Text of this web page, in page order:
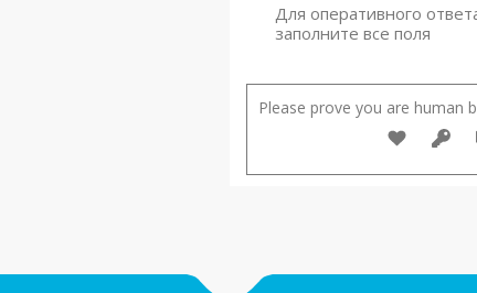
Для оперативного
заполните все поля
Please prove you are human